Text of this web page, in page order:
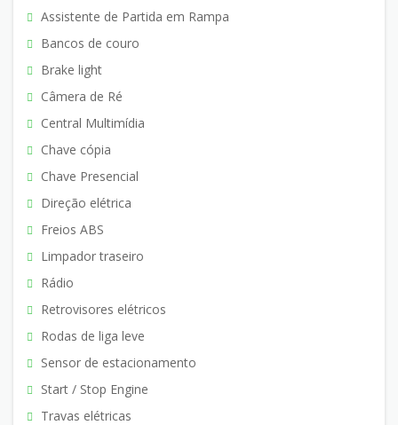
Assistente de Partida em Rampa
Bancos de couro
Brake light
Câmera de Ré
Central Multimídia
Chave cópia
Chave Presencial
Direção elétrica
Freios ABS
Limpador traseiro
Rádio
Retrovisores elétricos
Rodas de liga leve
Sensor de estacionamento
Start / Stop Engine
Travas elétricas